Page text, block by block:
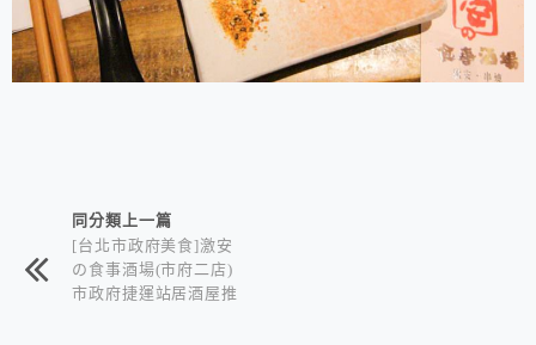
相連文章同分類上一篇
[台北市政府美食]激安
の食事酒場(市府二店)
市政府捷運站居酒屋推